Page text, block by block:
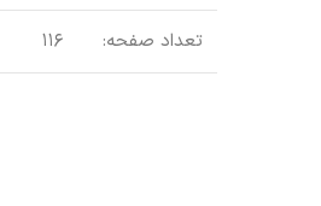
تعداد صفحه: ۱۱۶